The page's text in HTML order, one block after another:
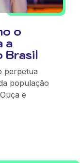
o
a
Brasil
perpetua
população
e